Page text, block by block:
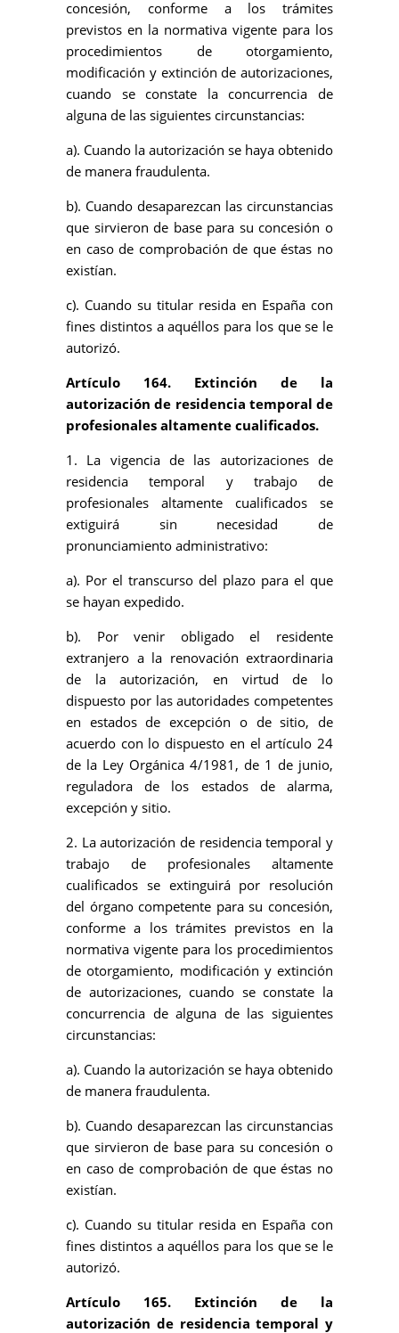
concesión, conforme a los trámites
previstos en la normativa vigente para los
procedimientos de otorgamiento,
modificación y extinción de autorizaciones,
cuando se constate la concurrencia de
alguna de las siguientes circunstancias:
a). Cuando la autorización se haya obtenido
de manera fraudulenta.
b). Cuando desaparezcan las circunstancias
que sirvieron de base para su concesión o
en caso de comprobación de que éstas no
existían.
c). Cuando su titular resida en España con
fines distintos a aquéllos para los que se le
autorizó.
Artículo 164. Extinción de la
autorización de residencia temporal de
profesionales altamente cualificados.
1. La vigencia de las autorizaciones de
residencia temporal y trabajo de
profesionales altamente cualificados se
extiguirá sin necesidad de
pronunciamiento administrativo:
a). Por el transcurso del plazo para el que
se hayan expedido.
b). Por venir obligado el residente
extranjero a la renovación extraordinaria
de la autorización, en virtud de lo
dispuesto por las autoridades competentes
en estados de excepción o de sitio, de
acuerdo con lo dispuesto en el artículo 24
de la Ley Orgánica 4/1981, de 1 de junio,
reguladora de los estados de alarma,
excepción y sitio.
2. La autorización de residencia temporal y
trabajo de profesionales altamente
cualificados se extinguirá por resolución
del órgano competente para su concesión,
conforme a los trámites previstos en la
normativa vigente para los procedimientos
de otorgamiento, modificación y extinción
de autorizaciones, cuando se constate la
concurrencia de alguna de las siguientes
circunstancias:
a). Cuando la autorización se haya obtenido
de manera fraudulenta.
b). Cuando desaparezcan las circunstancias
que sirvieron de base para su concesión o
en caso de comprobación de que éstas no
existían.
c). Cuando su titular resida en España con
fines distintos a aquéllos para los que se le
autorizó.
Artículo 165. Extinción de la
autorización de residencia temporal y